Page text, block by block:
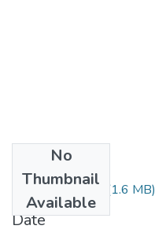
No
Thumbnail
Available
المذكرة كاملة.pdf (1.6 MB)
Date